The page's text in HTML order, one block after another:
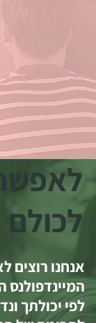
לכולם
אנחנו
לפי יכולתך